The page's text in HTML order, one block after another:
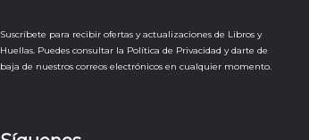
Suscríbete para recibir ofertas y actualizaciones de Libros y
Huellas. Puedes consultar la Política de Privacidad y darte de
baja de nuestros correos electrónicos en cualquier momento.